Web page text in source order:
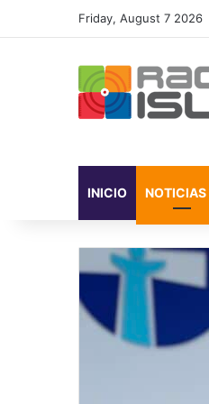
Friday, August 7 2026
INICIO NOTICIAS